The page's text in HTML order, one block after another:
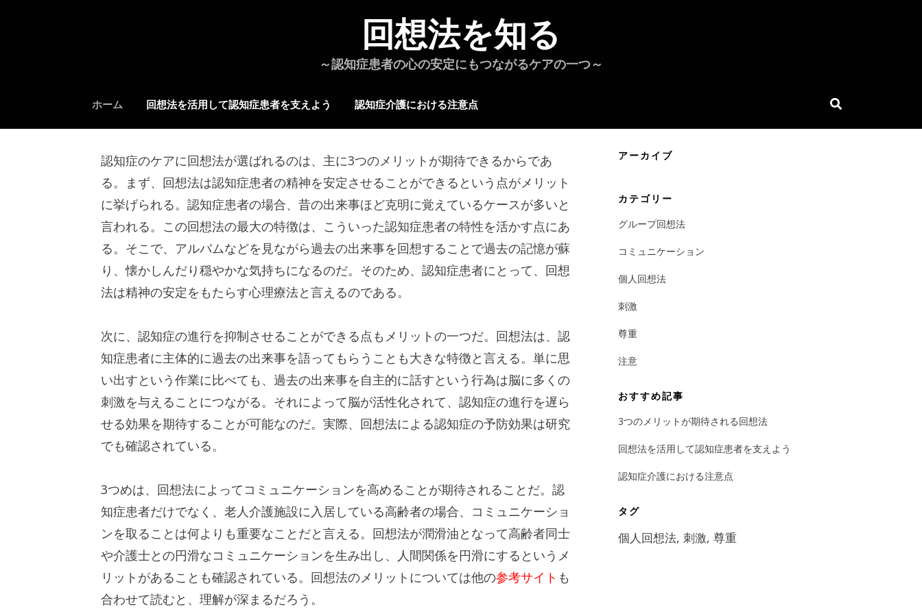
回想法を知る
～認知症患者の心の安定にもつながるケアの一つ～
ホーム 回想法を活用して認知症患者を支えよう 認知症介護における注意点
認知症のケアに回想法が選ばれるのは、主に3つのメリットが期待できるからであ
る。まず、回想法は認知症患者の精神を安定させることができるという点がメリット
に挙げられる。認知症患者の場合、昔の出来事ほど克明に覚えているケースが多いと
言われる。この回想法の最大の特徴は、こういった認知症患者の特性を活かす点にあ
る。そこで、アルバムなどを見ながら過去の出来事を回想することで過去の記憶が蘇
り、懐かしんだり穏やかな気持ちになるのだ。そのため、認知症患者にとって、回想
法は精神の安定をもたらす心理療法と言えるのである。
次に、認知症の進行を抑制させることができる点もメリットの一つだ。回想法は、認
知症患者に主体的に過去の出来事を語ってもらうことも大きな特徴と言える。単に思
い出すという作業に比べても、過去の出来事を自主的に話すという行為は脳に多くの
刺激を与えることにつながる。それによって脳が活性化されて、認知症の進行を遅ら
せる効果を期待することが可能なのだ。実際、回想法による認知症の予防効果は研究
でも確認されている。
3つめは、回想法によってコミュニケーションを高めることが期待されることだ。認
知症患者だけでなく、老人介護施設に入居している高齢者の場合、コミュニケーショ
ンを取ることは何よりも重要なことだと言える。回想法が潤滑油となって高齢者同士
や介護士との円滑なコミュニケーションを生み出し、人間関係を円滑にするというメ
リットがあることも確認されている。回想法のメリットについては他の参考サイト も
合わせて読むと、理解が深まるだろう。
アーカイブ
カテゴリー
グループ回想法
コミュニケーション
個人回想法
刺激
尊重
注意
おすすめ記事
3つのメリットが期待される回想法
回想法を活用して認知症患者を支えよう
認知症介護における注意点
タグ
個人回想法 刺激 尊重